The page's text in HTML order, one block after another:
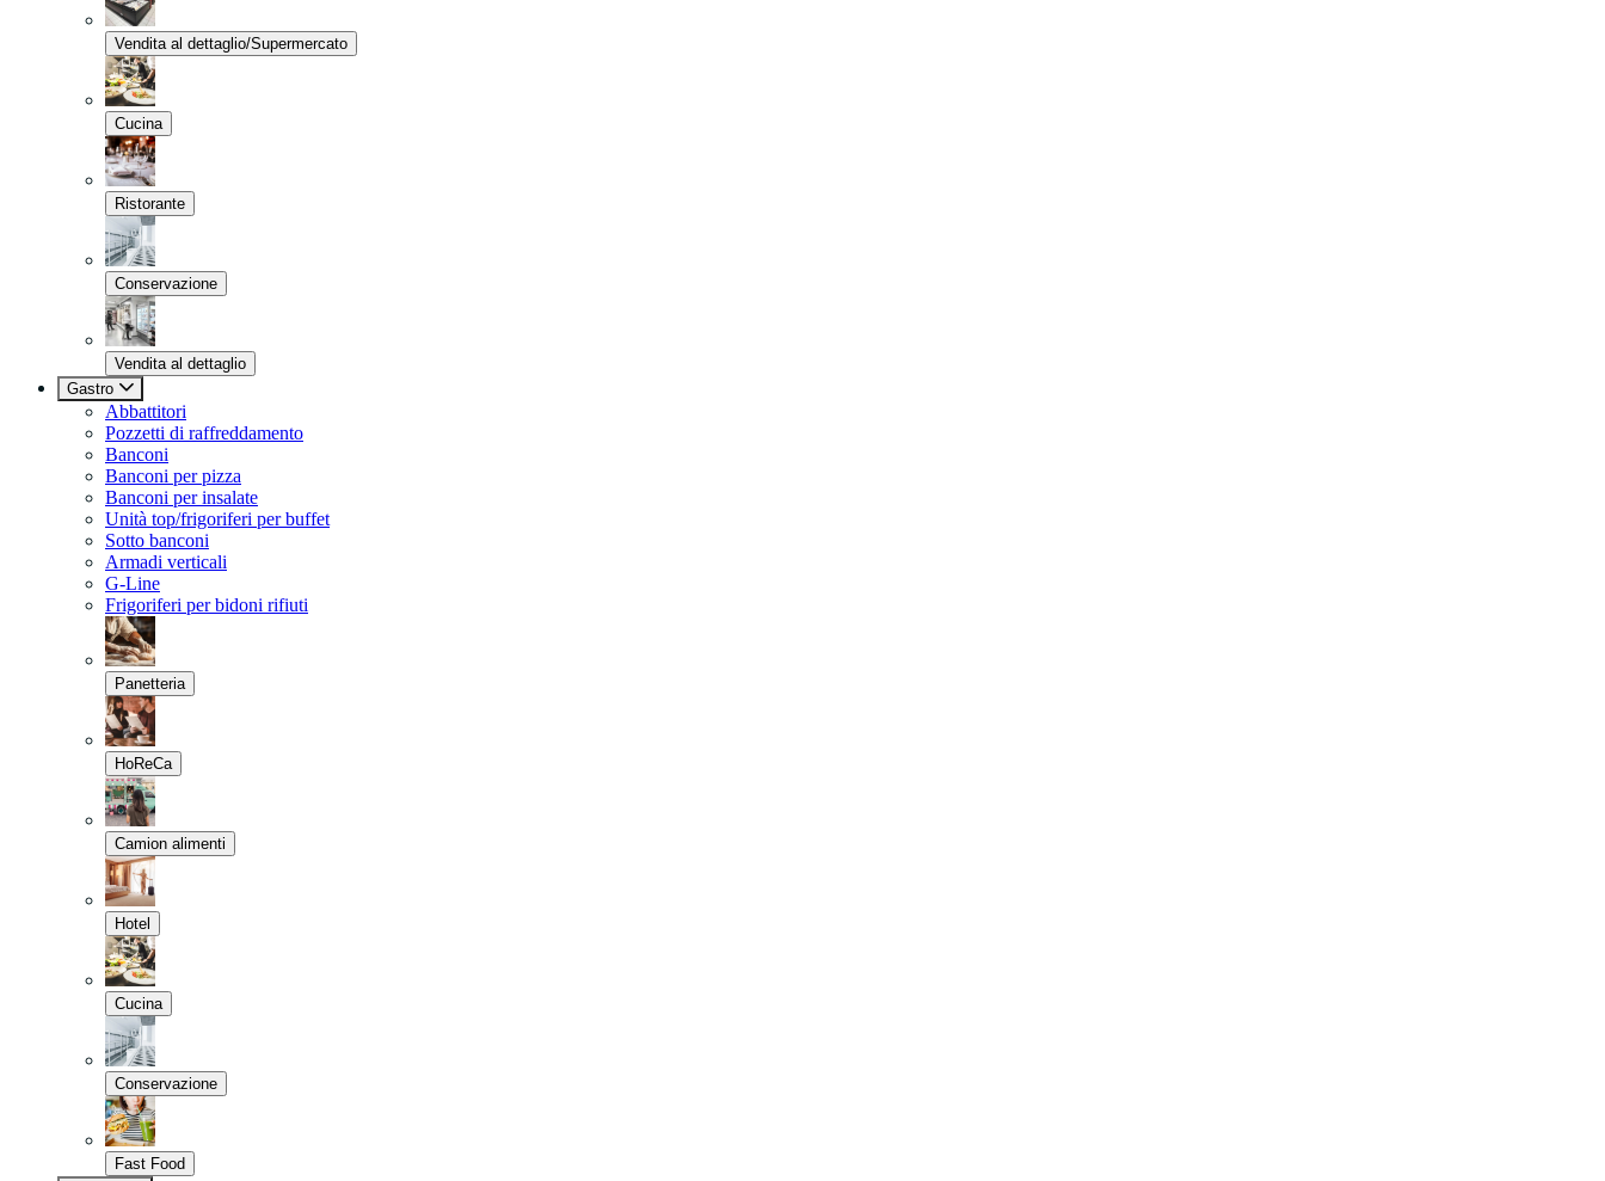
Vendita al dettaglio/Supermercato
Cucina
Ristorante
Conservazione
Vendita al dettaglio
Gastro
Abbattitori
Pozzetti di raffreddamento
Banconi
Banconi per pizza
Banconi per insalate
Unità top/frigoriferi per buffet
Sotto banconi
Armadi verticali
G-Line
Frigoriferi per bidoni rifiuti
Panetteria
HoReCa
Camion alimenti
Hotel
Cucina
Conservazione
Fast Food